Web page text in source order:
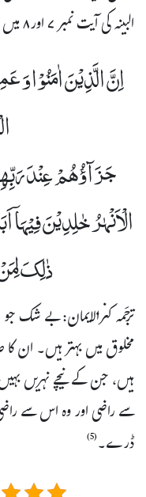
البینہ کی آیت نمبر ۷ اور۸ میں ارشاد فرماتا ہے:
اِنَّ الَّذِیۡنَ اٰمَنُوۡا
جَزَآؤُھُمْ عِنۡدَ
الْاَنْہٰرُ خٰلِدِیۡنَ فِیۡہَاۤ
ذٰلِکَ
ترجَمہ کنزالایمان: بے شک
مخلوق میں بہتر ہیں۔
ہیں، جن کے نیچے نہریں
سے راضی اور وہ اس سے
ڈرے۔(5)